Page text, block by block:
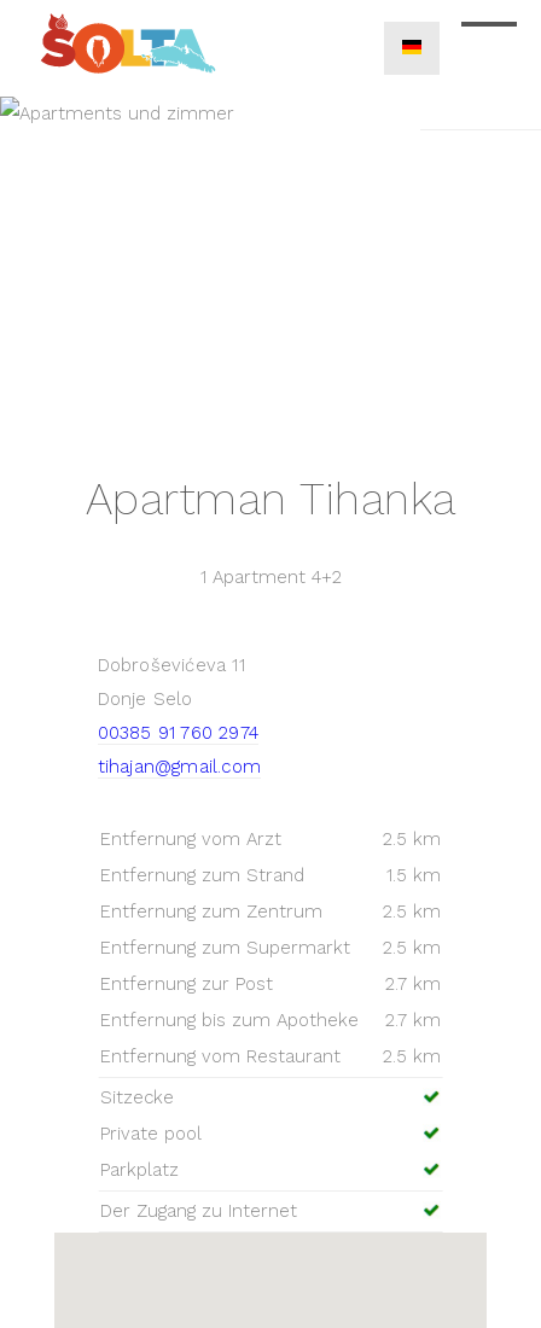
Apartman Tihanka
1 Apartment 4+2
Dobroševićeva 11
Donje Selo
00385 91 760 2974
tihajan@gmail.com
Entfernung vom Arzt
2.5 km
Entfernung zum Strand
1.5 km
Entfernung zum Zentrum
2.5 km
Entfernung zum Supermarkt
2.5 km
Entfernung zur Post
2.7 km
Entfernung bis zum Apotheke
2.7 km
Entfernung vom Restaurant
2.5 km
Sitzecke
Private pool
Parkplatz
Der Zugang zu Internet